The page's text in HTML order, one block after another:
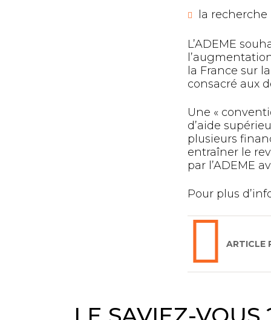
la
L’ADEME
la France sur
consacré aux
Une «
d’aide
plusieurs
entraîner le
par l’ADEME
Pour plus
ARTICLE